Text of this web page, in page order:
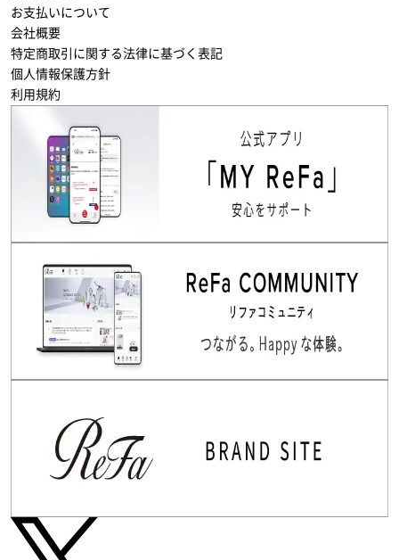
お支払いについて
会社概要
特定商取引に関する法律に基づく表記
個人情報保護方針
利用規約